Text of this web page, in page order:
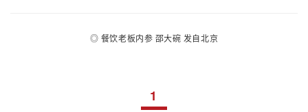
◎ 餐饮老板内参 邵大碗 发自北京
1